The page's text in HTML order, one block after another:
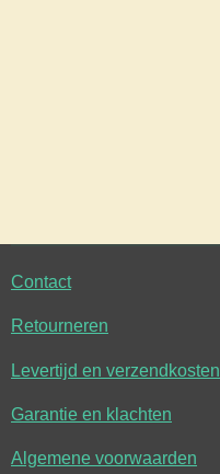
Contact
Retourneren
Levertijd en verzendkosten
Garantie en klachten
Algemene voorwaarden